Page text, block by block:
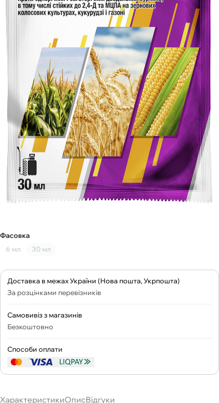
Фасовка
6 мл
30 мл
Доставка в межах України (Нова пошта, Укрпошта)
За розцінками перевізників
Самовивіз з магазинів
Безкоштовно
Способи оплати
ХарактеристикиОписВідгуки